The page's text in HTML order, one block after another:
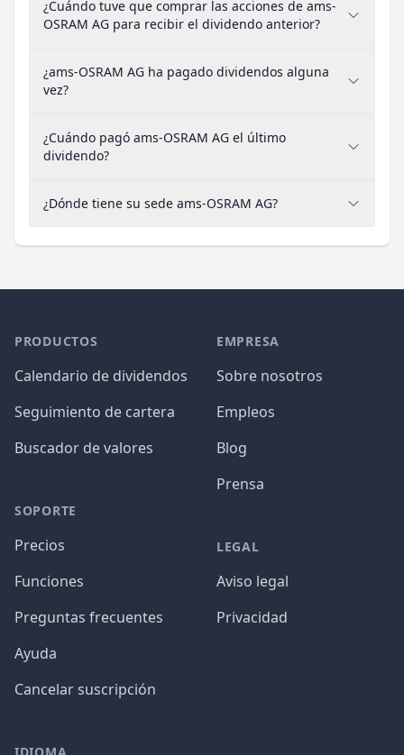
¿Cuándo tuve que comprar las acciones de ams-
OSRAM AG para recibir el dividendo anterior?
¿ams-OSRAM AG ha pagado dividendos alguna
vez?
¿Cuándo pagó ams-OSRAM AG el último
dividendo?
¿Dónde tiene su sede ams-OSRAM AG?
PRODUCTOS
Calendario de dividendos
Seguimiento de cartera
Buscador de valores
SOPORTE
Precios
Funciones
Preguntas frecuentes
Ayuda
Cancelar suscripción
EMPRESA
Sobre nosotros
Empleos
Blog
Prensa
LEGAL
Aviso legal
Privacidad